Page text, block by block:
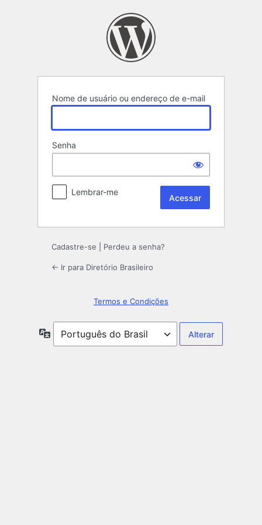
Nome de usuário ou endereço de e-mail
Senha
Lembrar-me
Cadastre-se Perdeu a senha?
← Ir para Diretório Brasileiro
Termos e Condições
Idioma